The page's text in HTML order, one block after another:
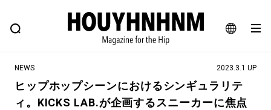
JA
EN
FEATURE BLOG SNAP
ヒップなファッション、カルチャー、ライフスタイルWEBマガジン
NEWS 2023.3.1 UP
ヒップホップシーンにおけるシンギュラリテ
ィ。KICKS LAB.が企画するスニーカーに焦点